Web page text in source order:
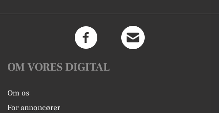
OM VORES DIGITAL
Om os
For annoncører